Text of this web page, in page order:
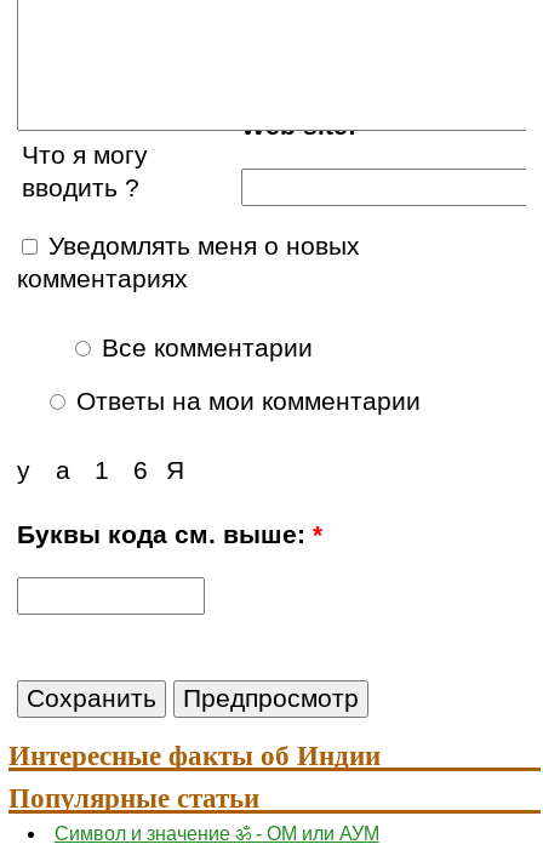
Web site:
Что я могу
вводить ?
Уведомлять меня о новых
комментариях
Все комментарии
Ответы на мои комментарии
6
1 Я
а
у
Буквы кода см. выше:*
Интересные факты об Индии
Популярные статьи
Символ и значение ॐ - ОМ или АУМ